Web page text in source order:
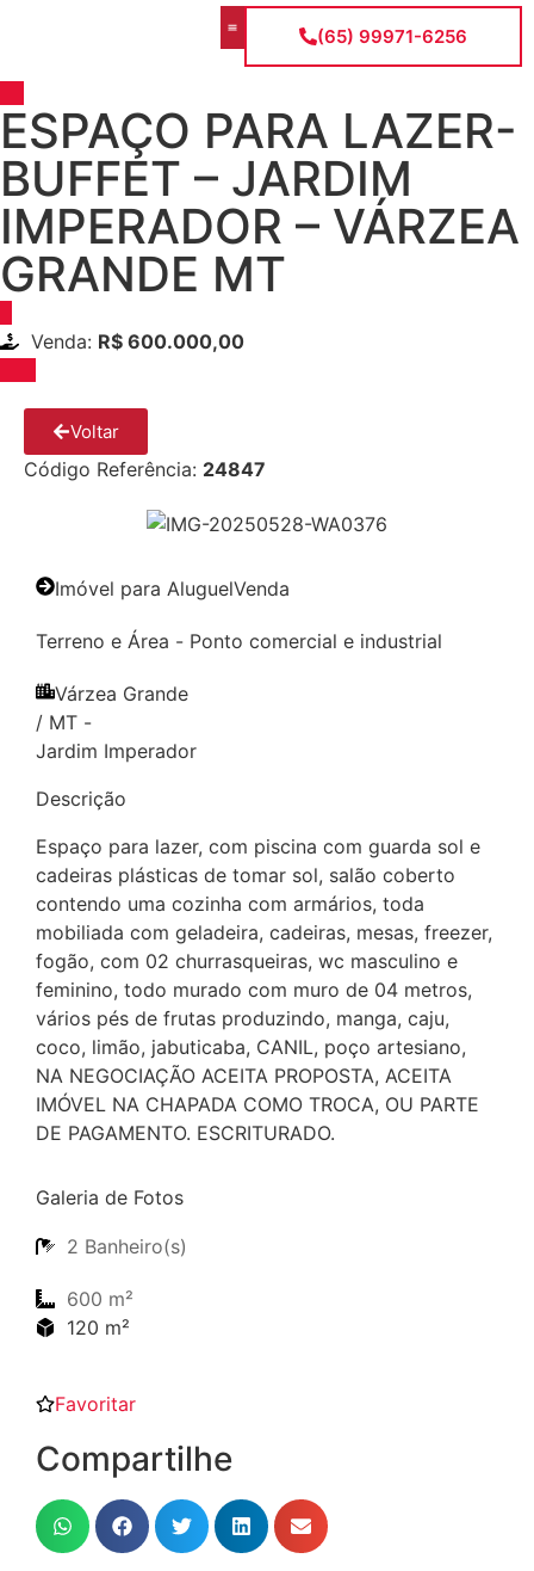
(65) 99971-6256
ESPAÇO PARA LAZER-
BUFFET – JARDIM
IMPERADOR – VÁRZEA
GRANDE MT
Venda: R$ 600.000,00
Voltar
Código Referência: 24847
Imóvel para AluguelVenda
Terreno e Área - Ponto comercial e industrial
Várzea Grande
/ MT -
Jardim Imperador
Descrição
Espaço para lazer, com piscina com guarda sol e
cadeiras plásticas de tomar sol, salão coberto
contendo uma cozinha com armários, toda
mobiliada com geladeira, cadeiras, mesas, freezer,
fogão, com 02 churrasqueiras, wc masculino e
feminino, todo murado com muro de 04 metros,
vários pés de frutas produzindo, manga, caju,
coco, limão, jabuticaba, CANIL, poço artesiano,
NA NEGOCIAÇÃO ACEITA PROPOSTA, ACEITA
IMÓVEL NA CHAPADA COMO TROCA, OU PARTE
DE PAGAMENTO. ESCRITURADO.
Galeria de Fotos
2 Banheiro(s)
600 m²
120 m²
Favoritar
Compartilhe